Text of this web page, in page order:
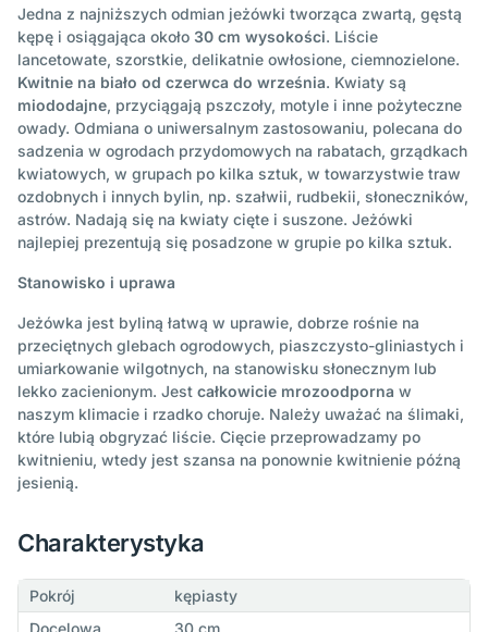
Jedna z najniższych odmian jeżówki tworząca zwartą, gęstą
kępę i osiągająca około 30 cm wysokości. Liście
lancetowate, szorstkie, delikatnie owłosione, ciemnozielone.
Kwitnie na biało od czerwca do września. Kwiaty są
miododajne, przyciągają pszczoły, motyle i inne pożyteczne
owady. Odmiana o uniwersalnym zastosowaniu, polecana do
sadzenia w ogrodach przydomowych na rabatach, grządkach
kwiatowych, w grupach po kilka sztuk, w towarzystwie traw
ozdobnych i innych bylin, np. szałwii, rudbekii, słoneczników,
astrów. Nadają się na kwiaty cięte i suszone. Jeżówki
najlepiej prezentują się posadzone w grupie po kilka sztuk.
Stanowisko i uprawa
Jeżówka jest byliną łatwą w uprawie, dobrze rośnie na
przeciętnych glebach ogrodowych, piaszczysto-gliniastych i
umiarkowanie wilgotnych, na stanowisku słonecznym lub
lekko zacienionym. Jest całkowicie mrozoodporna w
naszym klimacie i rzadko choruje. Należy uważać na ślimaki,
które lubią obgryzać liście. Cięcie przeprowadzamy po
kwitnieniu, wtedy jest szansa na ponownie kwitnienie późną
jesienią.
Charakterystyka
Pokrój
kępiasty